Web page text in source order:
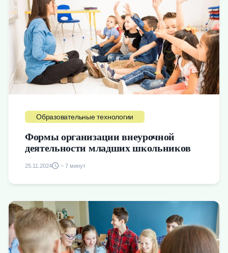
Образовательные технологии
Формы организации внеурочной
деятельности младших школьников
25.11.2024 ~ 7 минут